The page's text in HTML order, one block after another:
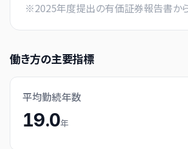
※2025年度提出の有価証券報告書か
働き方の主要指標
平均勤続年数
19.0年